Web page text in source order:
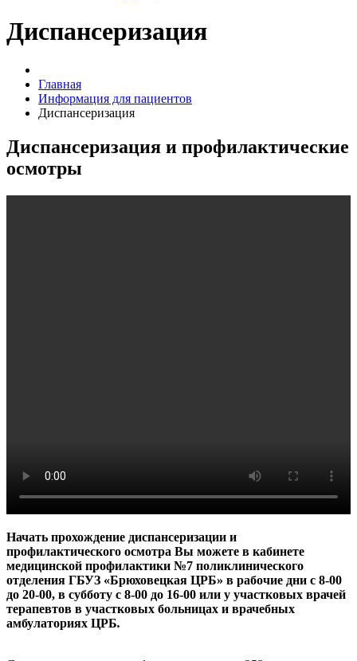
Диспансеризация
Главная
Информация для пациентов
Диспансеризация
Диспансеризация и профилактические
осмотры
Начать прохождение диспансеризации и
профилактического осмотра Вы можете в кабинете
медицинской профилактики №7 поликлинического
отделения ГБУЗ «Брюховецкая ЦРБ» в рабочие дни с 8-00
до 20-00, в субботу с 8-00 до 16-00 или у участковых врачей
терапевтов в участковых больницах и врачебных
амбулаториях ЦРБ.